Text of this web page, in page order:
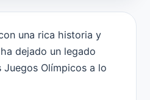
una rica historia y
dejado un legado
Juegos Olímpicos a lo